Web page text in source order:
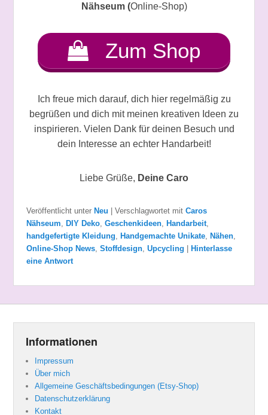
Nähseum (Online-Shop)
Zum Shop
Ich freue mich darauf, dich hier regelmäßig zu
begrüßen und dich mit meinen kreativen Ideen zu
inspirieren. Vielen Dank für deinen Besuch und
dein Interesse an echter Handarbeit!
Liebe Grüße, Deine Caro
Veröffentlicht unter Neu Verschlagwortet mit Caros
Nähseum, DIY Deko, Geschenkideen, Handarbeit,
handgefertigte Kleidung, Handgemachte Unikate, Nähen,
Online-Shop News, Stoffdesign, Upcycling
Hinterlasse
eine Antwort
Informationen
Impressum
Über mich
Allgemeine Geschäftsbedingungen (Etsy-Shop)
Datenschutzerklärung
Kontakt